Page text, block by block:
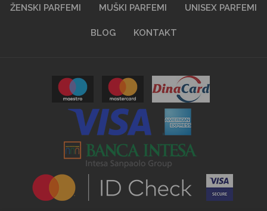
ŽENSKI PARFEMI MUŠKI PARFEMI UNISEX PARFEMI
BLOG KONTAKT